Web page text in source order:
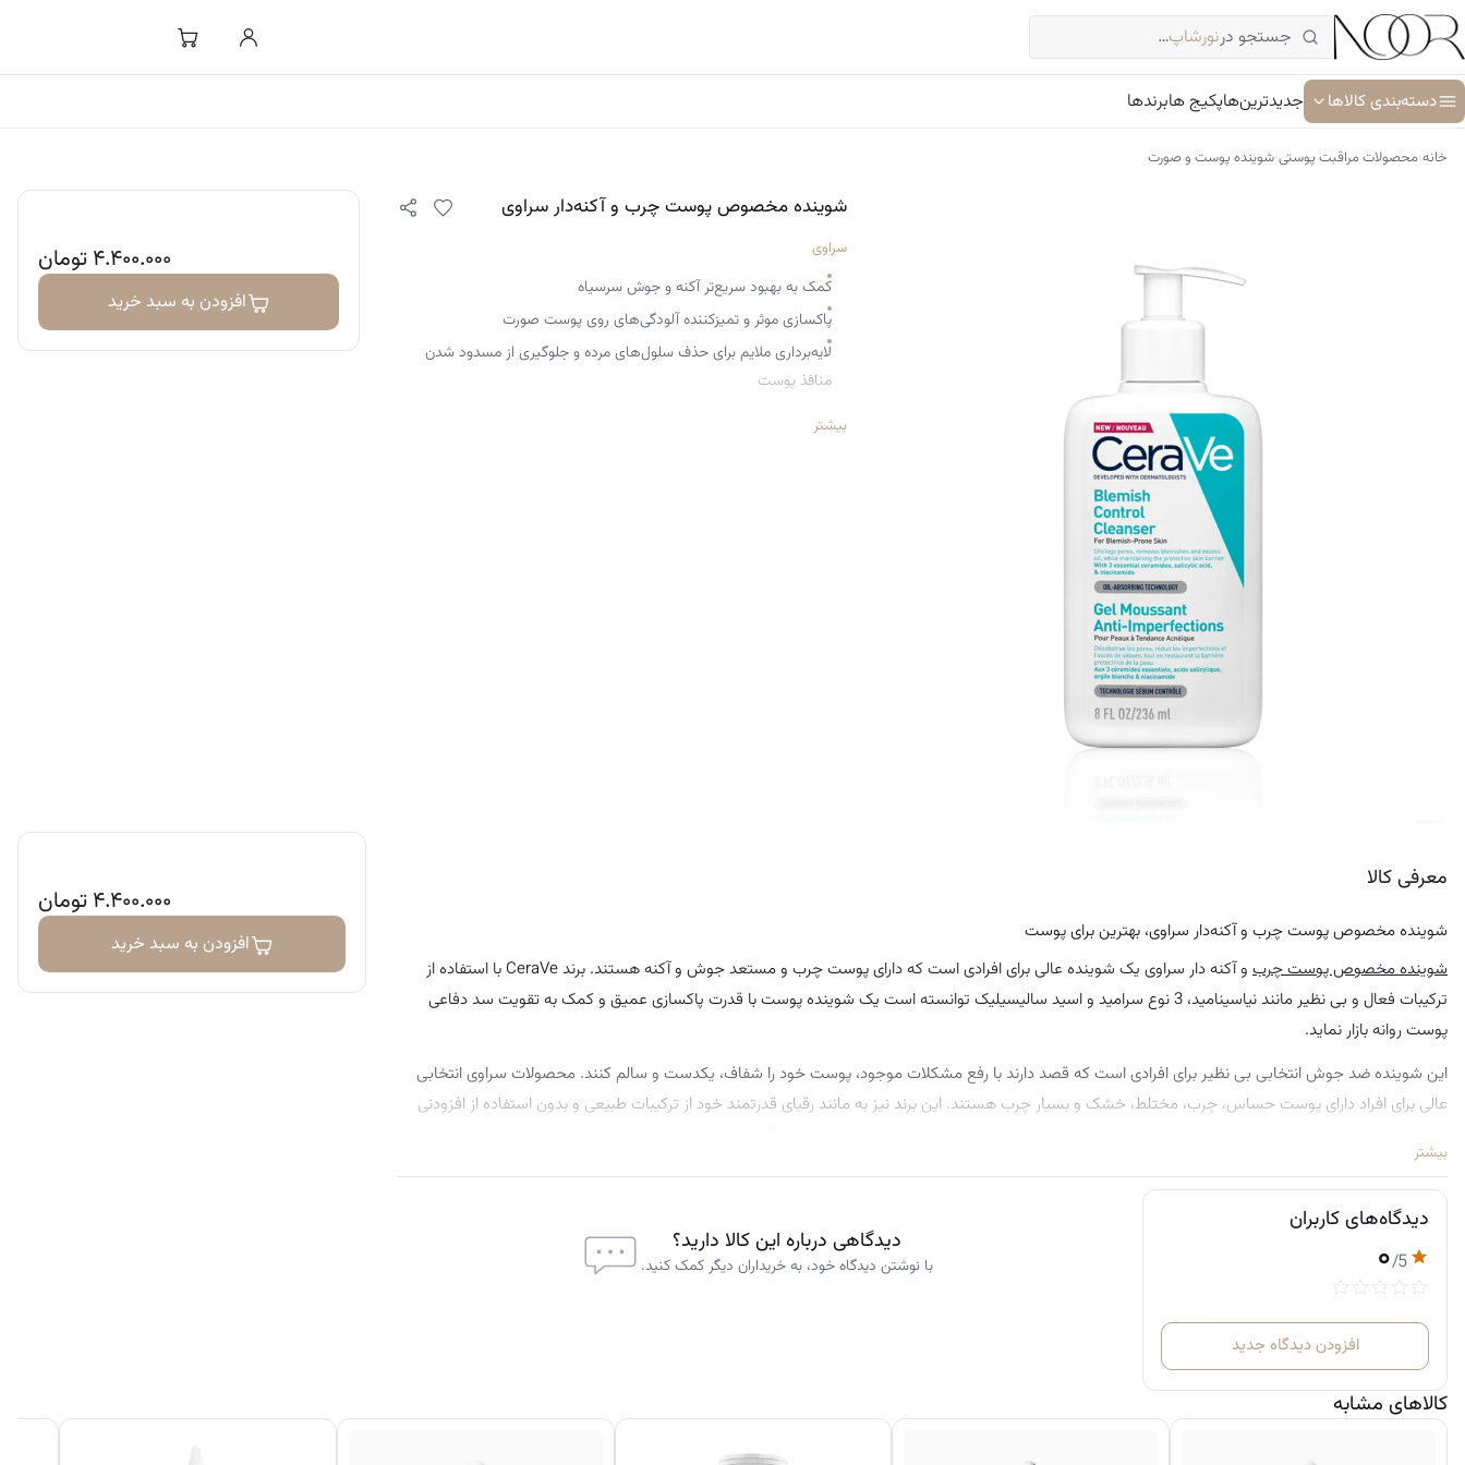
رفتن
به
محتوا
جستجو درنورشاپ…
دسته‌بندی کالاها جدیدترین‌هاپکیج هابرندها
خانه›محصولات مراقبت پوستی›شوینده پوست و صورت
شوینده مخصوص پوست چرب و آکنه‌دار سراوی
سراوی
کمک به بهبود سریع‌تر آکنه و جوش سرسیاه
پاکسازی موثر و تمیزکننده آلودگی‌های روی پوست صورت
لایه‌برداری ملایم برای حذف سلول‌های مرده و جلوگیری از مسدود شدن
منافذ پوست
جذب چربی یا سبوم اضافی پوست برای رسیدن به پوستی ماتبیشتر
۴.۴۰۰.۰۰۰تومان
افزودن به سبد خرید
معرفی کالا
شوینده مخصوص پوست چرب و آکنه‌دار سراوی، بهترین برای پوست
شوینده مخصوص پوست چرب
و آکنه دار سراوی یک شوینده عالی برای افرادی است که دارای پوست چرب و مستعد جوش و آکنه هستند. برند CeraVe با استفاده از
ترکیبات فعال و بی‌ نظیر مانند نیاسینامید، 3 نوع سرامید و اسید سالیسیلیک توانسته است یک شوینده پوست با قدرت پاکسازی عمیق و کمک به تقویت سد دفاعی
پوست روانه بازار نماید.
این شوینده ضد جوش انتخابی بی‌ نظیر برای افرادی است که قصد دارند با رفع مشکلات موجود، پوست خود را شفاف، یکدست و سالم کنند. محصولات سراوی انتخابی
عالی برای افراد دارای پوست حساس، چرب، مختلط، خشک و بسیار چرب هستند. این برند نیز به مانند رقبای قدرتمند خود از ترکیبات طبیعی و بدون استفاده از افزودنی
بیشتر
دیدگاه‌های کاربران
۰/5
افزودن دیدگاه جدید
دیدگاهی درباره این کالا دارید؟
با نوشتن دیدگاه خود، به خریداران دیگر کمک کنید.
۴.۴۰۰.۰۰۰تومان
افزودن به سبد خرید
کالاهای مشابه